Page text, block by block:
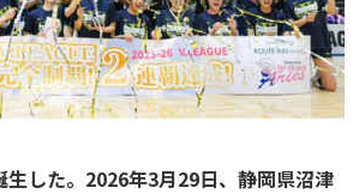
生した。2026年3月29日、静岡県沼津